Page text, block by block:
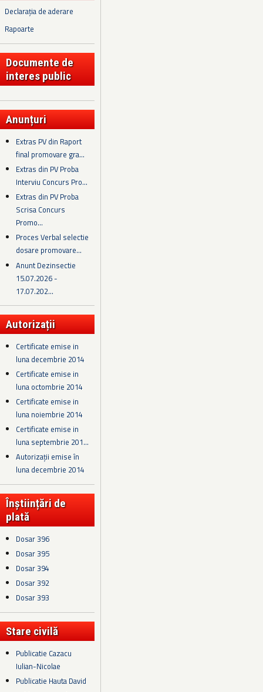
Declarația de aderare
Rapoarte
Documente de
interes public
Anunțuri
Extras PV din Raport
final promovare gra...
Extras din PV Proba
Interviu Concurs Pro...
Extras din PV Proba
Scrisa Concurs
Promo...
Proces Verbal selectie
dosare promovare...
Anunt Dezinsectie
15.07.2026 -
17.07.202...
Autorizații
Certificate emise in
luna decembrie 2014
Certificate emise in
luna octombrie 2014
Certificate emise in
luna noiembrie 2014
Certificate emise in
luna septembrie 201...
Autorizații emise în
luna decembrie 2014
Înștiințări de
plată
Dosar 396
Dosar 395
Dosar 394
Dosar 392
Dosar 393
Stare civilă
Publicatie Cazacu
Iulian-Nicolae
Publicatie Hauta David